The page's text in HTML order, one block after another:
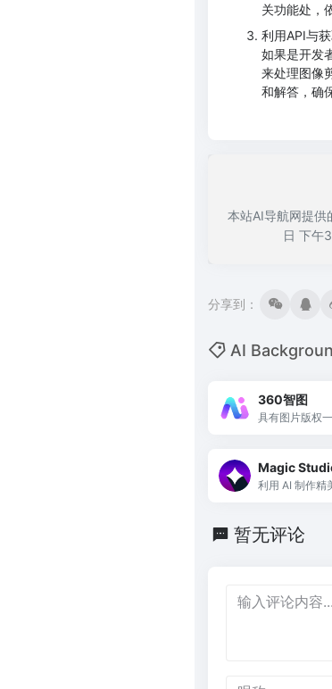
关功能处，
利用API与
如果是开发
来处理图像
和解答，确
本站AI导航网提供
日 下午
分享到：
AI
360智图
具有图片版权
Magic
利用 AI 制作精
暂无评论